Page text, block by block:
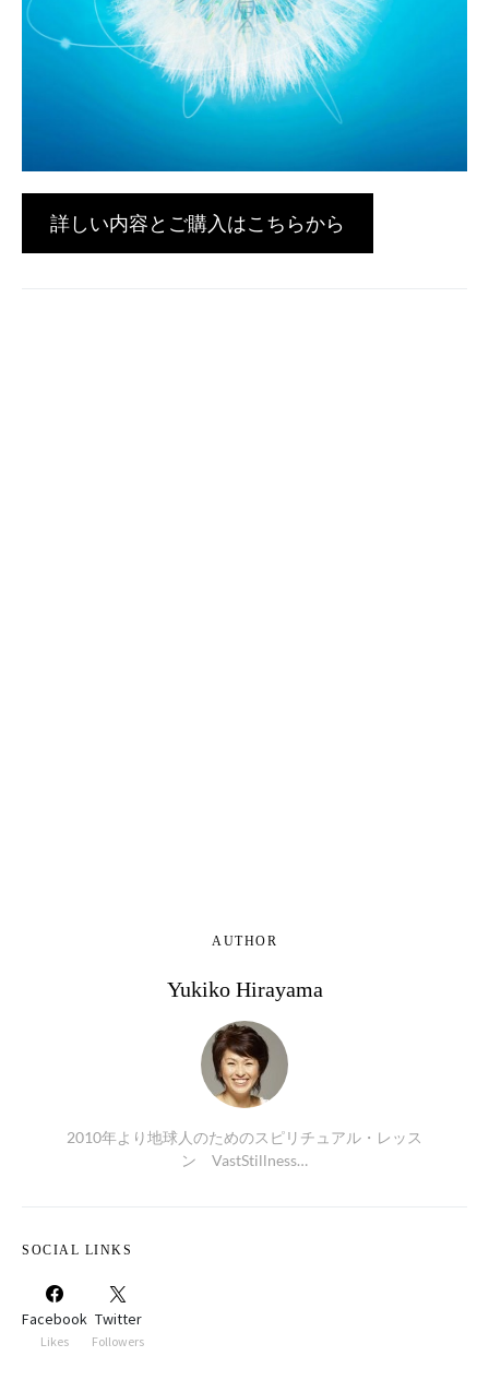
詳しい内容とご購入はこちらから
AUTHOR
Yukiko Hirayama
2010年より地球人のためのスピリチュアル・レッス
ン VastStillness…
SOCIAL LINKS
Facebook
Likes
Twitter
Followers